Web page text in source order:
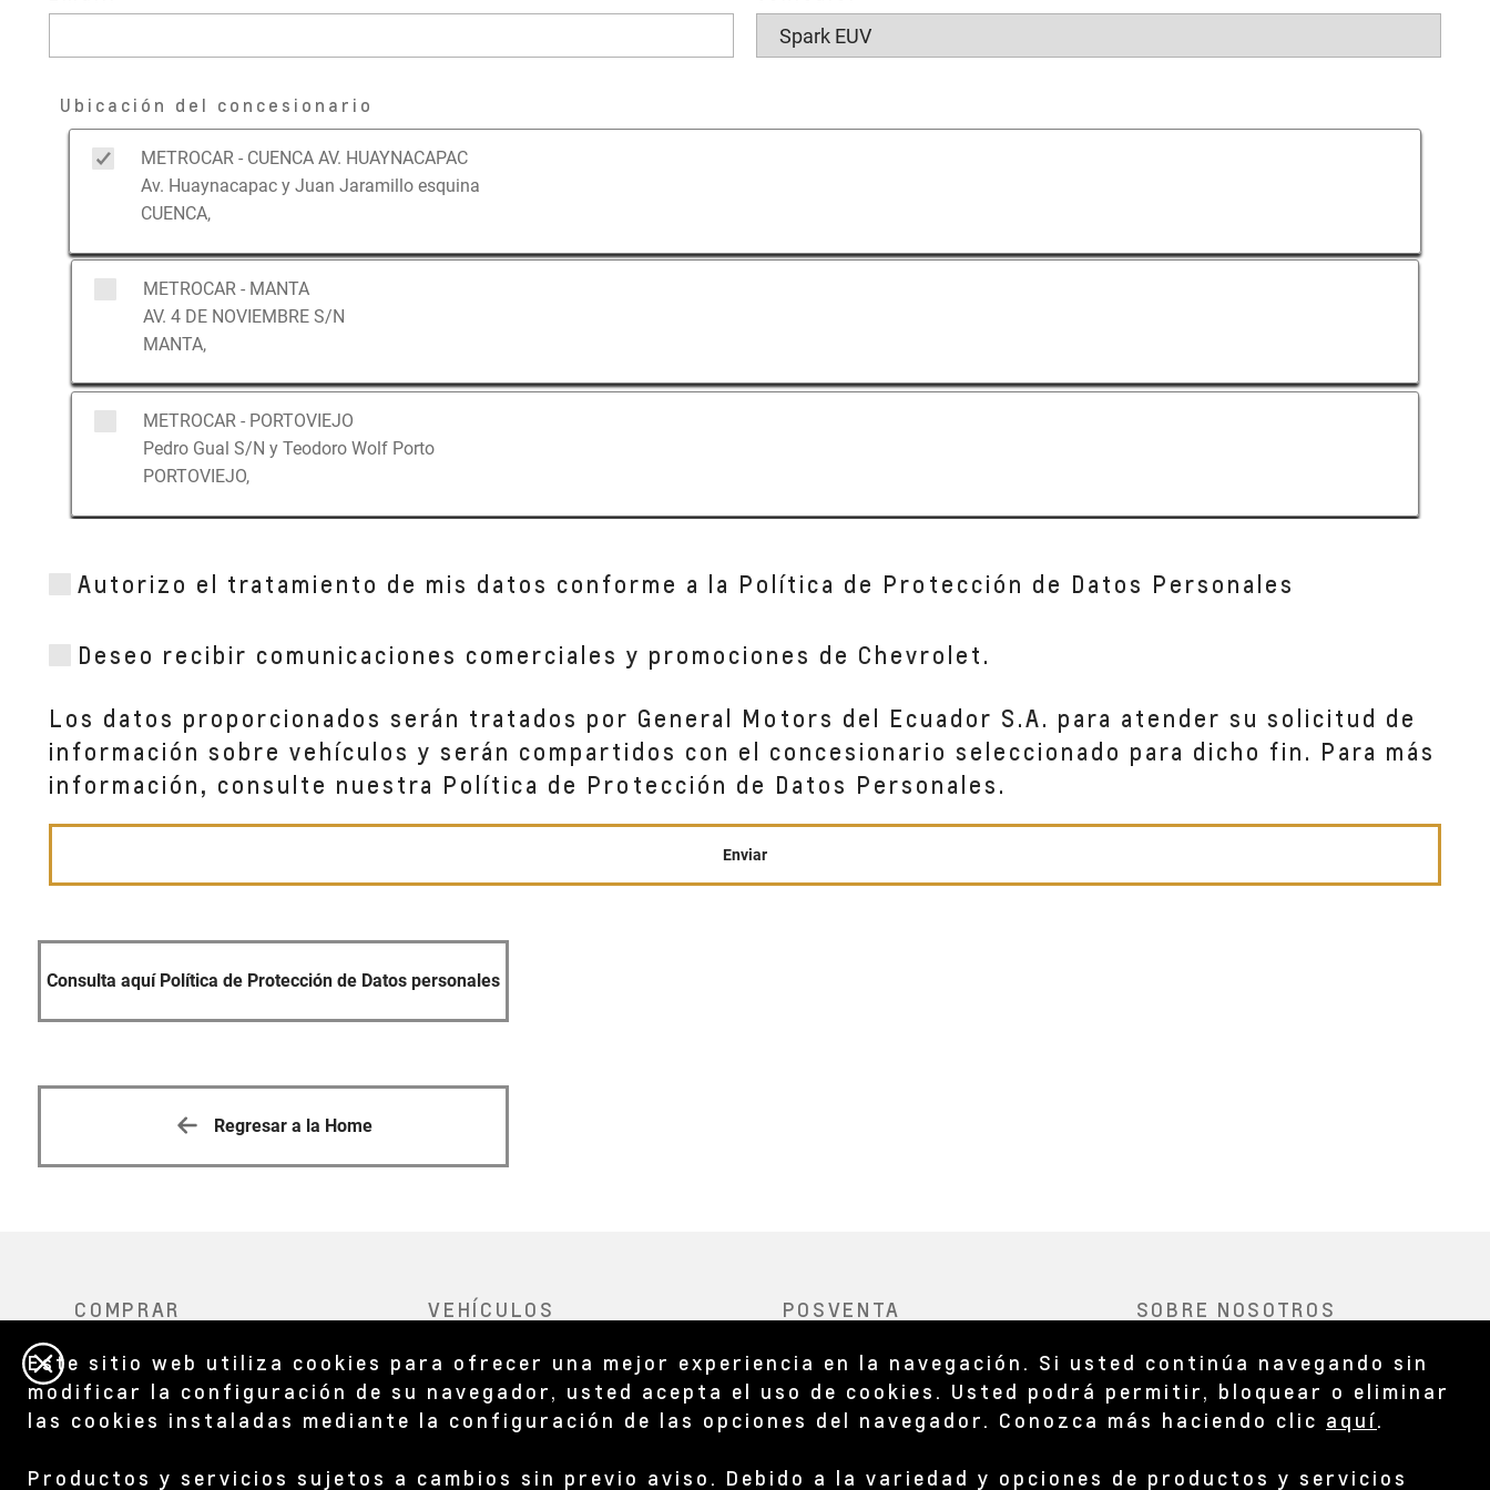
Ubicación del concesionario
METROCAR - CUENCA AV. HUAYNACAPAC
Av. Huaynacapac y Juan Jaramillo esquina
CUENCA,
METROCAR - MANTA
AV. 4 DE NOVIEMBRE S/N
MANTA,
METROCAR - PORTOVIEJO
Pedro Gual S/N y Teodoro Wolf Porto
PORTOVIEJO,
Av. Interoceánica km 13 y Gonzalez Suárez diagonal gasolinera Puma
Av. Orellana y San Ignacio
QUITO,
Autorizo el tratamiento de mis datos conforme a la Política de Protección de Datos Personales
Deseo recibir comunicaciones comerciales y promociones de Chevrolet.
Los datos proporcionados serán tratados por General Motors del Ecuador S.A. para atender su solicitud de
información sobre vehículos y serán compartidos con el concesionario seleccionado para dicho fin. Para más
información, consulte nuestra Política de Protección de Datos Personales.
Enviar
Consulta aquí Política de Protección de Datos personales
Regresar a la Home
Este sitio web utiliza cookies para ofrecer una mejor experiencia en la navegación. Si usted continúa navegando sin
modificar la configuración de su navegador, usted acepta el uso de cookies. Usted podrá permitir, bloquear o eliminar
las cookies instaladas mediante la configuración de las opciones del navegador. Conozca más haciendo clic aquí.
Productos y servicios sujetos a cambios sin previo aviso. Debido a la variedad y opciones de productos y servicios